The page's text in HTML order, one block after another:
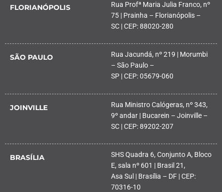
FLORIANÓPOLIS
Rua Profª Maria Julia Franco, nº
75 | Prainha – Florianópolis –
SC | CEP: 88020-280
SÃO PAULO
Rua Jacundá, nº 219 | Morumbi
– São Paulo –
SP | CEP: 05679-060
JOINVILLE
Rua Ministro Calógeras, nº 343,
9º andar | Bucarein – Joinville –
SC | CEP: 89202-207
BRASÍLIA
SHS Quadra 6, Conjunto A, Bloco
E, sala nº 601 | Brasil 21,
Asa Sul | Brasília – DF | CEP:
70316-10